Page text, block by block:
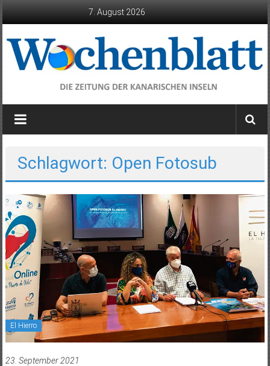
7. August 2026
Wochenblatt
die
Kanarischen
Inseln
Schlagwort: Open Fotosub
El Hierro
23. September 2021